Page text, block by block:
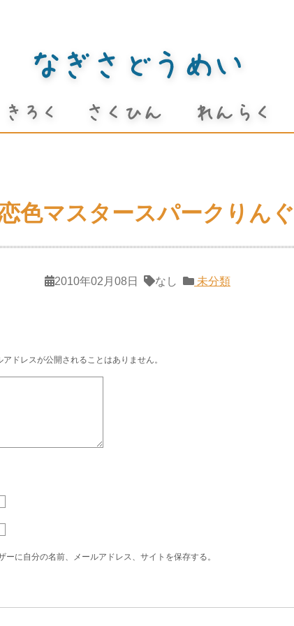
色マスタースパークりんぐ
2010年02月08日 なし 未分類
ドレスが公開されることはありません。
に自分の名前、メールアドレス、サイトを保存する。